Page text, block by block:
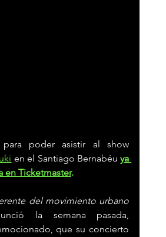
para poder asistir al show
en el Santiago Bernabéu ya
en Ticketmaster.
del movimiento urbano
la semana pasada,
que su concierto